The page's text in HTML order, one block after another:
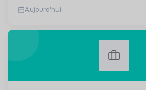
Aujourd'hui